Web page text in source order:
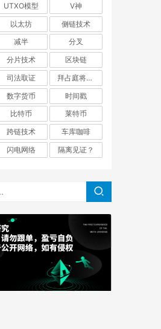
UTXO模型
V神
以太坊
侧链技术
减半
分叉
分片技术
区块链
司法取证
拜占庭将军问题
数字货币
时间戳
比特币
莱特币
跨链技术
车库咖啡
闪电网络 隔离见证？